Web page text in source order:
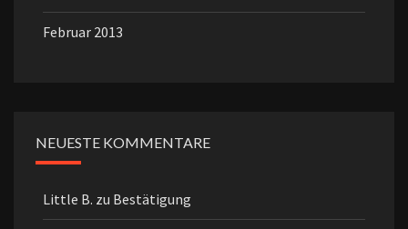
Februar 2013
NEUESTE KOMMENTARE
Little B. zu Bestätigung